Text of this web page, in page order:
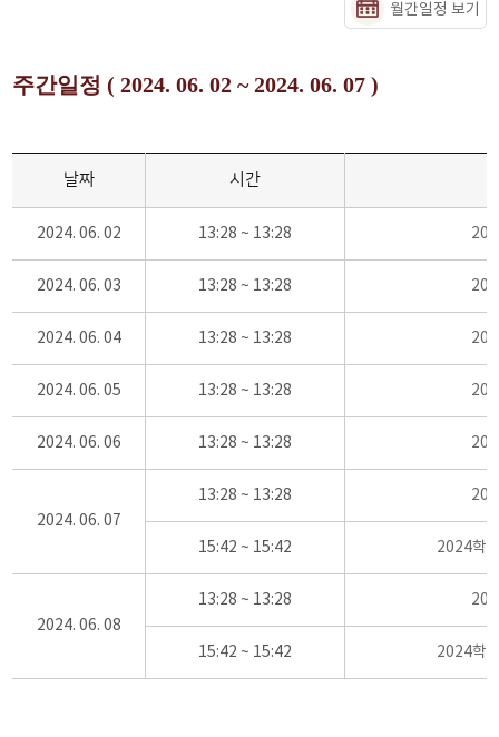
월간일정 보기
주간일정 ( 2024. 06. 02 ~ 2024. 06. 07 )
날짜 시간
2024. 06. 02 13:28 ~ 13:28
2024. 06. 03 13:28 ~ 13:28
2024. 06. 04 13:28 ~ 13:28
2024. 06. 05 13:28 ~ 13:28
2024. 06. 06 13:28 ~ 13:28
2024. 06. 07
13:28 ~ 13:28
15:42 ~ 15:42 2024학
2024. 06. 08
13:28 ~ 13:28
15:42 ~ 15:42 2024학